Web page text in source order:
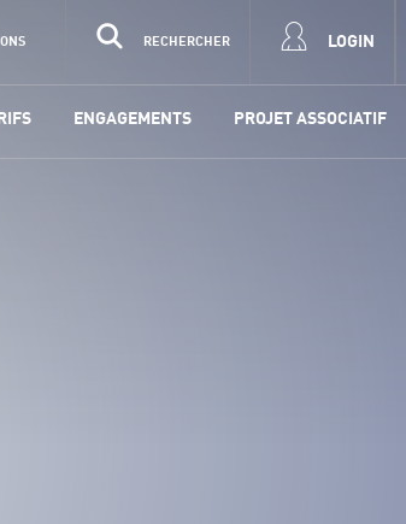
RECHERCHER LOGIN
ENGAGEMENTS PROJET ASSOCIATIF